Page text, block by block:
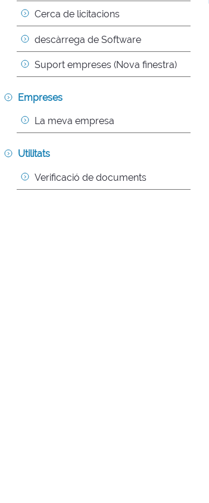
Cerca de licitacions
descàrrega de Software
Suport empreses (Nova finestra)
Empreses
La meva empresa
Utilitats
Verificació de documents